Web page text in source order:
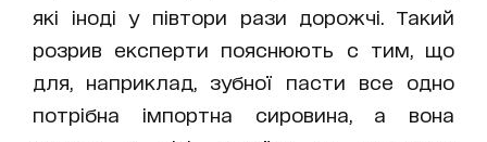
які іноді у півтори рази дорожчі. Такий
розрив експерти пояснюють с тим, що
для, наприклад, зубної пасти все одно
потрібна імпортна сировина, а вона